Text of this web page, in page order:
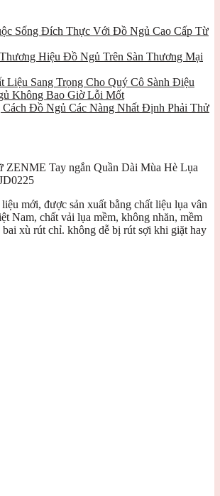
Sống Đích Thực Với Đồ Ngủ Cao Cấp Từ
Hiệu Đồ Ngủ Trên Sàn Thương Mại
Liệu Sang Trọng Cho Quý Cô Sành Điệu
Không Bao Giờ Lỗi Mốt
Cách Đồ Ngủ Các Nàng Nhất Định Phải Thử
ZENME Tay ngắn Quần Dài Mùa Hè Lụa
mới, được sản xuất bằng chất liệu lụa vân
Nam, chất vải lụa mềm, không nhăn, mềm
xù rút chỉ. không dễ bị rút sợi khi giặt hay